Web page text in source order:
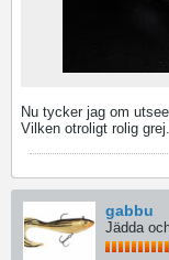
Nu tycker jag om
Vilken otroligt rolig
gabbu
Jädda